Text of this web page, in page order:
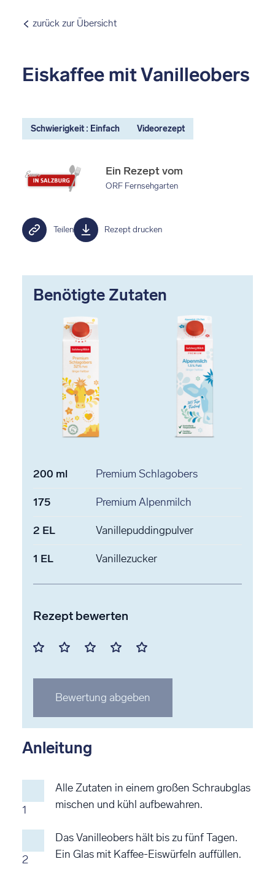
zurück zur Übersicht
Eiskaffee mit Vanilleobers
Schwierigkeit : Einfach Videorezept
Ein Rezept vom
ORF Fernsehgarten
Teilen Rezept drucken
Benötigte Zutaten
200 ml Premium Schlagobers
175 Premium Alpenmilch
2 EL Vanillepuddingpulver
1 EL Vanillezucker
Rezept bewerten
Mit
Stern
bewerten
Mit
Stern
bewerten
Mit
Stern
bewerten
Mit
Stern
bewerten
Mit
Stern
bewerten
Bewertung abgeben
Anleitung
1
Alle Zutaten in einem großen Schraubglas
mischen und kühl aufbewahren.
2
Das Vanilleobers hält bis zu fünf Tagen.
Ein Glas mit Kaffee-Eiswürfeln auffüllen.